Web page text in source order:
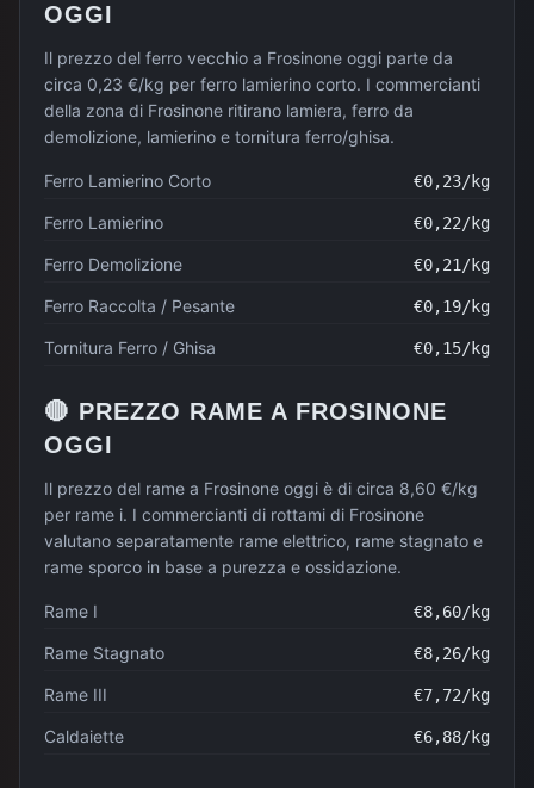
OGGI
Il prezzo del ferro vecchio a Frosinone oggi parte da
circa 0,23 €/kg per ferro lamierino corto. I commercianti
della zona di Frosinone ritirano lamiera, ferro da
demolizione, lamierino e tornitura ferro/ghisa.
Ferro Lamierino Corto €0,23/kg
Ferro Lamierino €0,22/kg
Ferro Demolizione €0,21 /kg
Ferro Raccolta / Pesante €0,19/kg
Tornitura Ferro / Ghisa €0,15/kg
🔴 PREZZO RAME A FROSINONE
OGGI
Il prezzo del rame a Frosinone oggi è di circa 8,60 €/kg
per rame i. I commercianti di rottami di Frosinone
valutano separatamente rame elettrico, rame stagnato e
rame sporco in base a purezza e ossidazione.
Rame I €8,60/kg
Rame Stagnato €8,26/kg
Rame III €7,72/kg
Caldaiette €6,88/kg